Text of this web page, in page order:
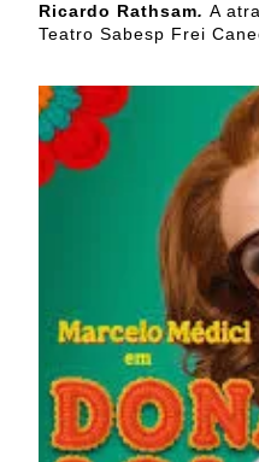
Ricardo Rathsam. A
Teatro Sabesp Frei